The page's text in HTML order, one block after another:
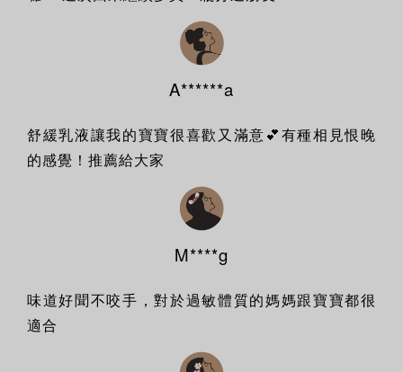
A******a
舒緩乳液讓我的寶寶很喜歡又滿意💕有種相見恨晚
的感覺！推薦給大家
M****g
味道好聞不咬手，對於過敏體質的媽媽跟寶寶都很
適合